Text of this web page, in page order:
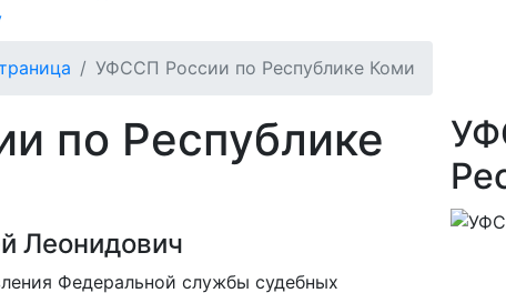
УФССП России по Республике Коми
по Республике
Леонидович
Федеральной службы судебных